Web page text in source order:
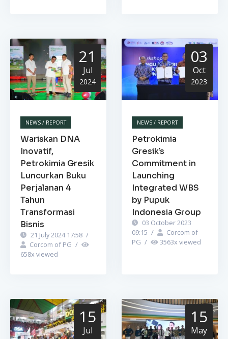
21
Jul
2024
NEWS / REPORT
Wariskan DNA
Inovatif,
Petrokimia Gresik
Luncurkan Buku
Perjalanan 4
Tahun
Transformasi
Bisnis
21 July 2024 17:58 /
Corcom of PG /
658x viewed
03
Oct
2023
NEWS / REPORT
Petrokimia
Gresik’s
Commitment in
Launching
Integrated WBS
by Pupuk
Indonesia Group
03 October 2023
09:15 /
Corcom of
PG / 3563x viewed
15
Jul
15
May